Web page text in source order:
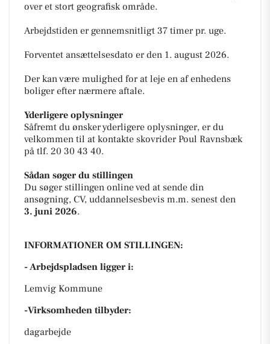
over et stort geografisk område.
Arbejdstiden er gennemsnitligt 37 timer pr. uge.
Forventet ansættelsesdato er den 1. august 2026.
Der kan være mulighed for at leje en af enhedens
boliger efter nærmere aftale.
Yderligere oplysninger
Såfremt du ønsker yderligere oplysninger, er du
velkommen til at kontakte skovrider Poul Ravnsbæk
på tlf. 20 30 43 40.
Sådan søger du stillingen
Du søger stillingen online ved at sende din
ansøgning, CV, uddannelsesbevis m.m. senest den
3. juni 2026.
INFORMATIONER OM STILLINGEN:
- Arbejdspladsen ligger i:
Lemvig Kommune
-Virksomheden tilbyder:
dagarbejde